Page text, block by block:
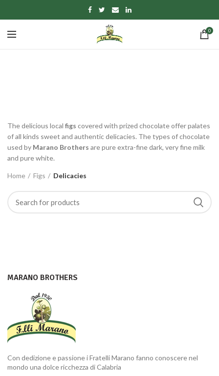
0
The delicious local figs covered with prized chocolate offer palates
of all kinds sweet and authentic delicacies. The types of chocolate
used by Marano Brothers are pure extra-fine dark, very fine milk
and pure white.
Home Figs Delicacies
MARANO BROTHERS
Con dedizione e passione i Fratelli Marano fanno conoscere nel
mondo una dolce ricchezza di Calabria